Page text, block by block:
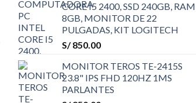
CORE I5 2400, SSD 240GB, RAM
8GB, MONITOR DE 22
PULGADAS, KIT LOGITECH
S/850.00
MONITOR TEROS TE-2415S
23.8" IPS FHD 120HZ 1MS
PARLANTES